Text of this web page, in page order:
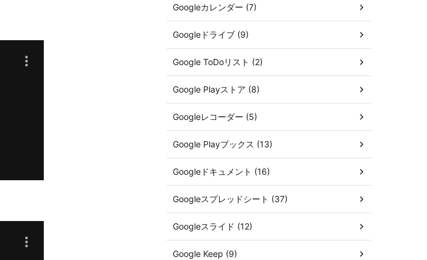
Googleカレンダー (7)
Googleドライブ (9)
Google ToDoリスト (2)
Google Playストア (8)
Googleレコーダー (5)
Google Playブックス (13)
Googleドキュメント (16)
Googleスプレッドシート (37)
Googleスライド (12)
Google Keep (9)